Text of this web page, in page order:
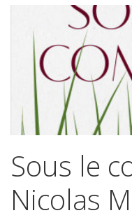
Sous le
Nicolas